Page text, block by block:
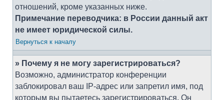
отношений, кроме указанных ниже.
Примечание переводчика: в России данный акт
не имеет юридической силы.
Вернуться к началу
» Почему я не могу зарегистрироваться?
Возможно, администратор конференции
заблокировал ваш IP-адрес или запретил имя, под
которым вы пытаетесь зарегистрироваться. Он